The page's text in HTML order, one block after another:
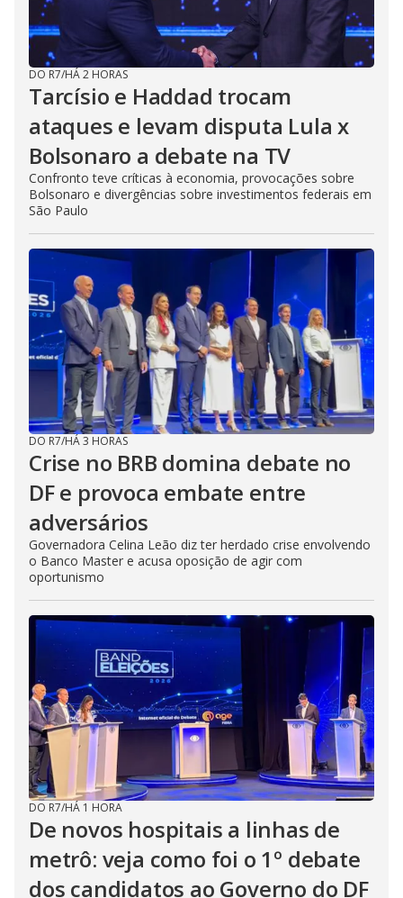
DO R7/HÁ 2 HORAS
Tarcísio e Haddad trocam
ataques e levam disputa Lula x
Bolsonaro a debate na TV
Confronto teve críticas à economia, provocações sobre
Bolsonaro e divergências sobre investimentos federais em
São Paulo
DO R7/HÁ 3 HORAS
Crise no BRB domina debate no
DF e provoca embate entre
adversários
Governadora Celina Leão diz ter herdado crise envolvendo
o Banco Master e acusa oposição de agir com
oportunismo
DO R7/HÁ 1 HORA
De novos hospitais a linhas de
metrô: veja como foi o 1º debate
dos candidatos ao Governo do DF